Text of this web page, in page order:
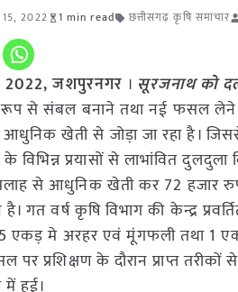
2022 1 min read छत्तीसगढ़ कृषि समाचार
2022, जशपुरनगर । सूरजनाथ को
से संबल बनाने तथा नई फसल लेने हेतु
आधुनिक खेती से जोड़ा जा रहा है।
विभिन्न प्रयासों से लाभांवित
से आधुनिक खेती कर 72 हजार
गत वर्ष कृषि विभाग की केन्द्र
एकड़ मे अरहर एवं मूंगफली तथा 1
पर प्रशिक्षण के दौरान प्राप्त
में हुई।